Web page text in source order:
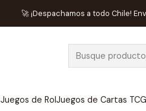
Juegos de RolJuegos de Cartas TCG
🚀 ¡Despachamos a todo Chile!
Inicio Accesorios
AGOTADO